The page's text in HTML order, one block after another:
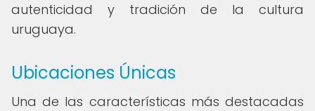
autenticidad y tradición de la cultura
uruguaya.
Ubicaciones Únicas
Una de las características más destacadas